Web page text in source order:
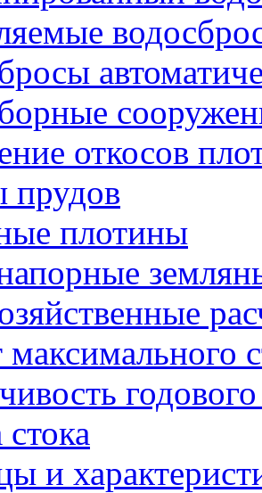
откосов
плотины
максимального
годового
и